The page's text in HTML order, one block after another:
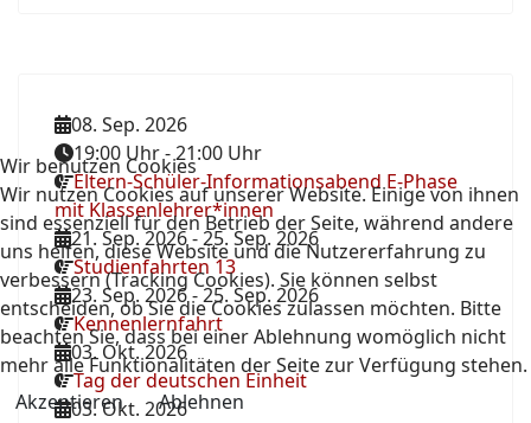
08. Sep. 2026
19:00 Uhr-21:00 Uhr
Eltern-Schüler-Informationsabend E-Phase
mit Klassenlehrer*innen
21. Sep. 2026-25. Sep. 2026
Studienfahrten 13
23. Sep. 2026-25. Sep. 2026
Kennenlernfahrt
03. Okt. 2026
Tag der deutschen Einheit
03. Okt. 2026
Wir benutzen Cookies
Wir nutzen Cookies auf unserer Website. Einige von ihnen
sind essenziell für den Betrieb der Seite, während andere
uns helfen, diese Website und die Nutzererfahrung zu
verbessern (Tracking Cookies). Sie können selbst
entscheiden, ob Sie die Cookies zulassen möchten. Bitte
beachten Sie, dass bei einer Ablehnung womöglich nicht
mehr alle Funktionalitäten der Seite zur Verfügung stehen.
Akzeptieren
Ablehnen